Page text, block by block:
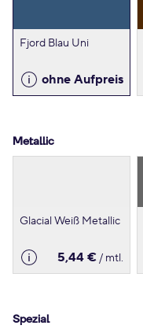
Fjord Blau Uni
ohne Aufpreis
Metallic
Glacial Weiß Metallic
5,44 €/ mtl.
Spezial